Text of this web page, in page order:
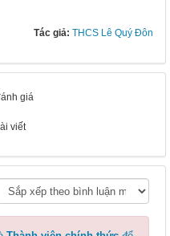
Tác giả: THCS Lê Quý Đôn
giá
viết